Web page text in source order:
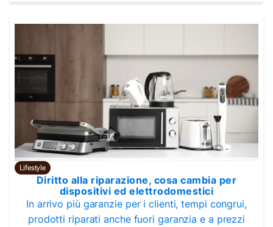
Lifestyle
Diritto alla riparazione, cosa cambia per
dispositivi ed elettrodomestici
In arrivo più garanzie per i clienti, tempi congrui,
prodotti riparati anche fuori garanzia e a prezzi